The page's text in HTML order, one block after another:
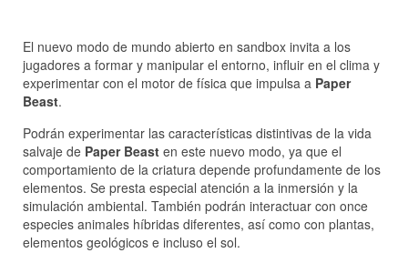
El nuevo modo de mundo abierto en sandbox invita a los
jugadores a formar y manipular el entorno, influir en el clima y
experimentar con el motor de física que impulsa a Paper
Beast.
Podrán experimentar las características distintivas de la vida
salvaje de Paper Beast en este nuevo modo, ya que el
comportamiento de la criatura depende profundamente de los
elementos. Se presta especial atención a la inmersión y la
simulación ambiental. También podrán interactuar con once
especies animales híbridas diferentes, así como con plantas,
elementos geológicos e incluso el sol.